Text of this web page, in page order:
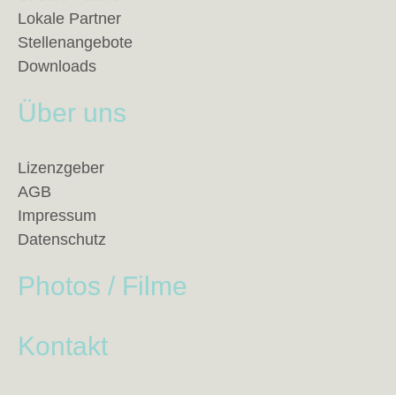
Lokale Partner
Stellenangebote
Downloads
Über uns
Lizenzgeber
AGB
Impressum
Datenschutz
Photos / Filme
Kontakt